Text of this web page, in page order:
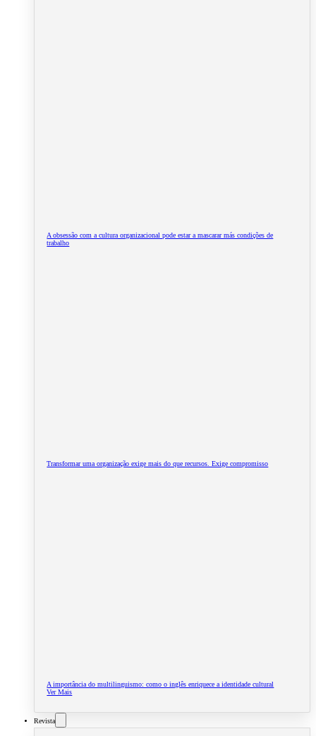
A obsessão com a cultura organizacional pode estar a mascarar más condições de
trabalho
Transformar uma organização exige mais do que recursos. Exige compromisso
A importância do multilinguismo: como o inglês enriquece a identidade cultural
Ver Mais
Revista